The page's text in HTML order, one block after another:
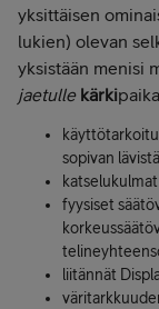
yksittäisen
lukien) olevan
yksistään menisi
jaetulle kärki
sopivan
katselukulmat
fyysiset
liitännät